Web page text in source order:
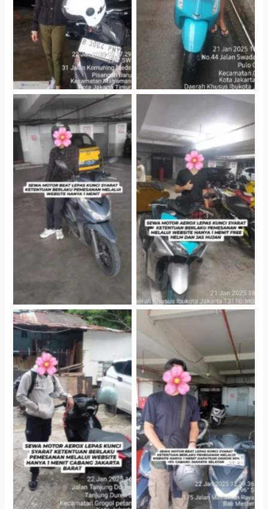
Cityplaza Jatinegara
Gedung Parkir P6A
Cityplaza Jatinegara
Gedung Parkir P6A
Cabang Jakarta Barat
Cityplaza Jatinegara
Gedung Parkir P6A